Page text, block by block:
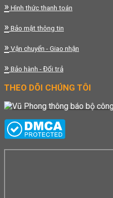
» Hình thức thanh toán
» Bảo mật thông tin
» Vận chuyển - Giao nhận
» Bảo hành - Đổi trả
THEO DÕI CHÚNG TÔI